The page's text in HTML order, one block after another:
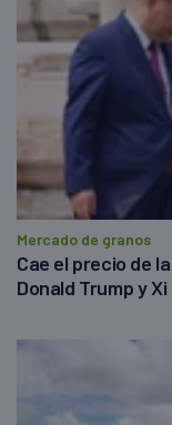
Mercado de granos
Cae el precio de
Donald Trump y